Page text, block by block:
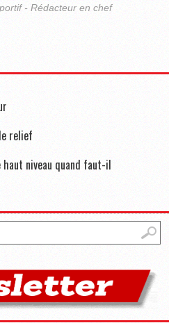
- Rédacteur en chef
relief
niveau quand faut-il